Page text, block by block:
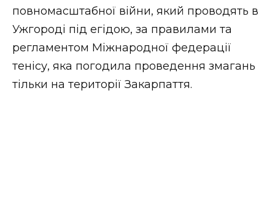
ВІДЕО
повномасштабної війни, який проводять в
Ужгороді під егідою, за правилами та
регламентом Міжнародної федерації
тенісу, яка погодила проведення змагань
тільки на території Закарпаття.